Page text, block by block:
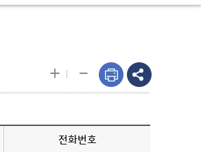
+ -
전화번호